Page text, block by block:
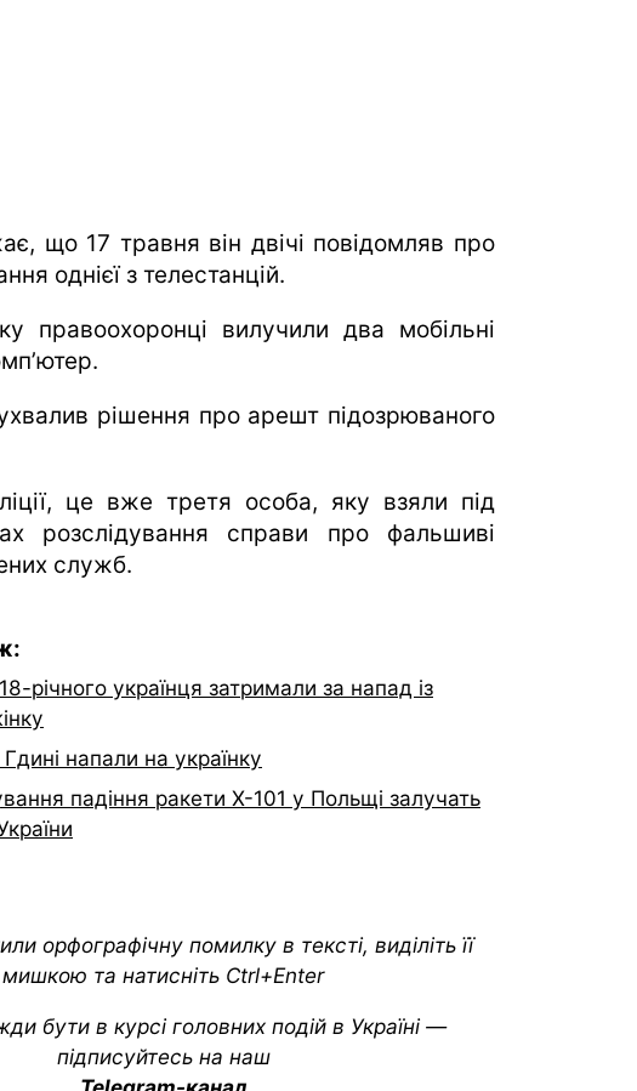
що 17 травня він двічі повідомляв про
однієї з телестанцій.
правоохоронці вилучили два мобільні
рішення про арешт підозрюваного
це вже третя особа, яку взяли під
розслідування справи про фальшиві
служб.
річного українця затримали за напад із
напали на українку
падіння ракети Х-101 у Польщі залучать
орфографічну помилку в тексті, виділіть її
мишкою та натисніть Ctrl+Enter
бути в курсі головних подій в Україні —
підписуйтесь на наш